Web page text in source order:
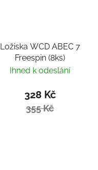
Ložiska WCD ABEC 7
Freespin (8ks)
Ihned k odeslání
328 Kč
355 Kč